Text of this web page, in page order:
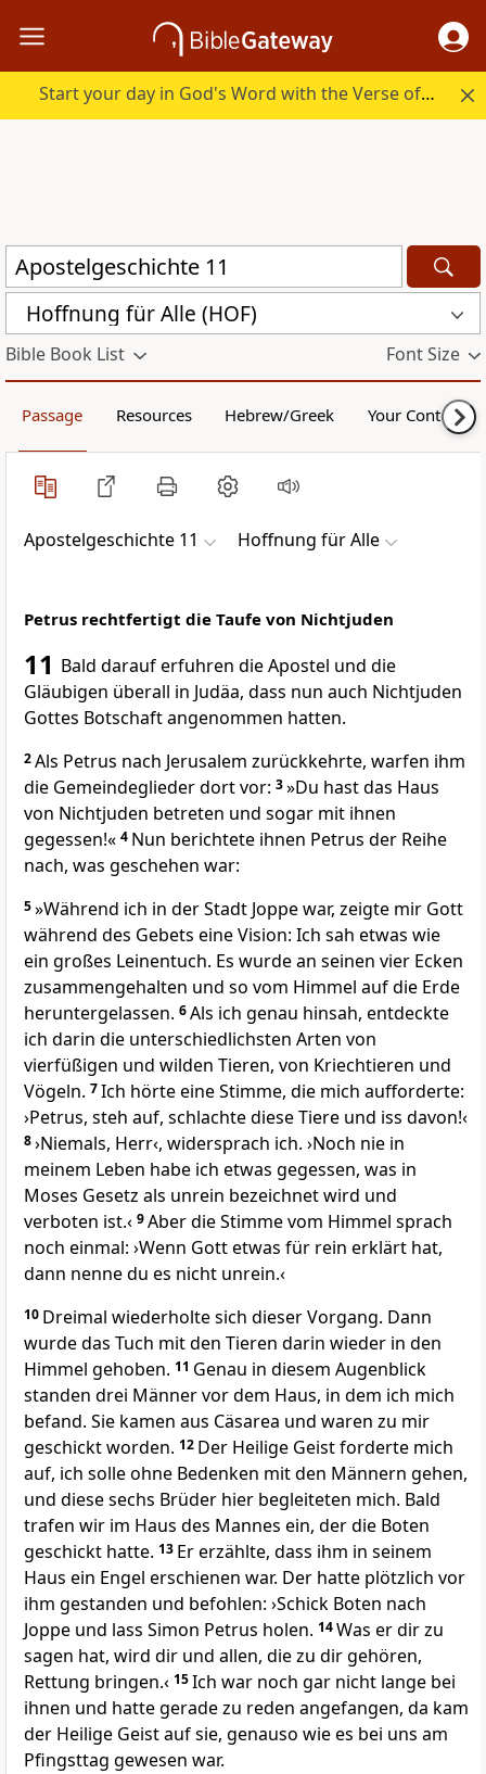
Start your day in God's Word with the Verse of the Day.
Hoffnung für Alle (HOF)
Bible Book List Font Size
Passage Resources Hebrew/Greek Your Content
Apostelgeschichte 11 Hoffnung für Alle
Petrus rechtfertigt die Taufe von Nichtjuden
11 Bald darauf erfuhren die Apostel und die
Gläubigen überall in Judäa, dass nun auch Nichtjuden
Gottes Botschaft angenommen hatten.
2Als Petrus nach Jerusalem zurückkehrte, warfen ihm
die Gemeindeglieder dort vor: 3»Du hast das Haus
von Nichtjuden betreten und sogar mit ihnen
gegessen!« 4 Nun berichtete ihnen Petrus der Reihe
nach, was geschehen war:
5»Während ich in der Stadt Joppe war, zeigte mir Gott
während des Gebets eine Vision: Ich sah etwas wie
ein großes Leinentuch. Es wurde an seinen vier Ecken
zusammengehalten und so vom Himmel auf die Erde
heruntergelassen. 6Als ich genau hinsah, entdeckte
ich darin die unterschiedlichsten Arten von
vierfüßigen und wilden Tieren, von Kriechtieren und
Vögeln. 7Ich hörte eine Stimme, die mich aufforderte:
›Petrus, steh auf, schlachte diese Tiere und iss davon!‹
8›Niemals, Herr‹, widersprach ich. ›Noch nie in
meinem Leben habe ich etwas gegessen, was in
Moses Gesetz als unrein bezeichnet wird und
verboten ist.‹ 9Aber die Stimme vom Himmel sprach
noch einmal: ›Wenn Gott etwas für rein erklärt hat,
dann nenne du es nicht unrein.‹
10 Dreimal wiederholte sich dieser Vorgang. Dann
wurde das Tuch mit den Tieren darin wieder in den
Himmel gehoben. 11 Genau in diesem Augenblick
standen drei Männer vor dem Haus, in dem ich mich
befand. Sie kamen aus Cäsarea und waren zu mir
geschickt worden. 12 Der Heilige Geist forderte mich
auf, ich solle ohne Bedenken mit den Männern gehen,
und diese sechs Brüder hier begleiteten mich. Bald
trafen wir im Haus des Mannes ein, der die Boten
geschickt hatte. 13 Er erzählte, dass ihm in seinem
Haus ein Engel erschienen war. Der hatte plötzlich vor
ihm gestanden und befohlen: ›Schick Boten nach
Joppe und lass Simon Petrus holen. 14Was er dir zu
sagen hat, wird dir und allen, die zu dir gehören,
Rettung bringen.‹ 15Ich war noch gar nicht lange bei
ihnen und hatte gerade zu reden angefangen, da kam
der Heilige Geist auf sie, genauso wie es bei uns am
Pfingsttag gewesen war.